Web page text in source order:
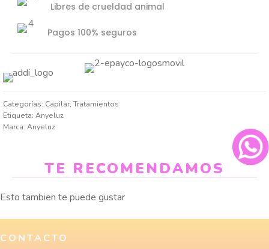
Libres de crueldad animal
Pagos 100% seguros
Categorías: Capilar, Tratamientos
Etiqueta: Anyeluz
Marca: Anyeluz
TE RECOMENDAMOS
Esto tambien te puede gustar
CONTACTO